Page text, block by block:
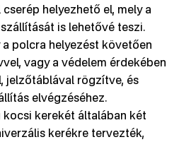
helyezhető el, mely a
is lehetővé teszi.
polcra helyezést követően
vagy a védelem érdekében
jelzőtáblával rögzítve, és
elvégzéséhez.
kerekét általában két
kerékre tervezték,